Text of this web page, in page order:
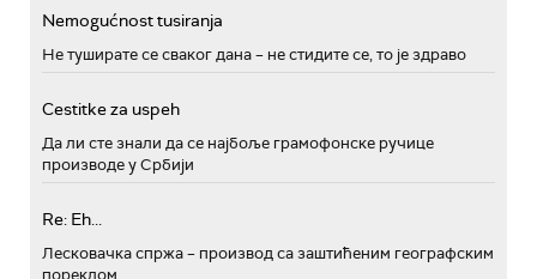
Nemogućnost tusiranja
Не туширате се сваког дана – не стидите се, то је здраво
Cestitke za uspeh
Да ли сте знали да се најбоље грамофонске ручице
производе у Србији
Re: Eh...
Лесковачка спржа – производ са заштићеним географским
пореклом